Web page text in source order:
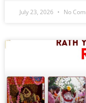
July 23, 2026 No